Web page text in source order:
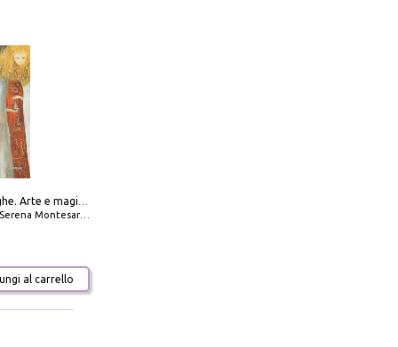
Amabili streghe. Arte e magie di Leonora Carrington e Remedios Varo
Montesarchio
al carrello